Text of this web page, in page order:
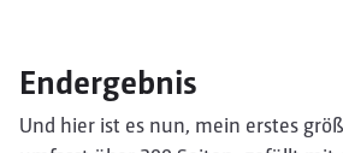
Endergebnis
Und hier ist es nun, mein erstes